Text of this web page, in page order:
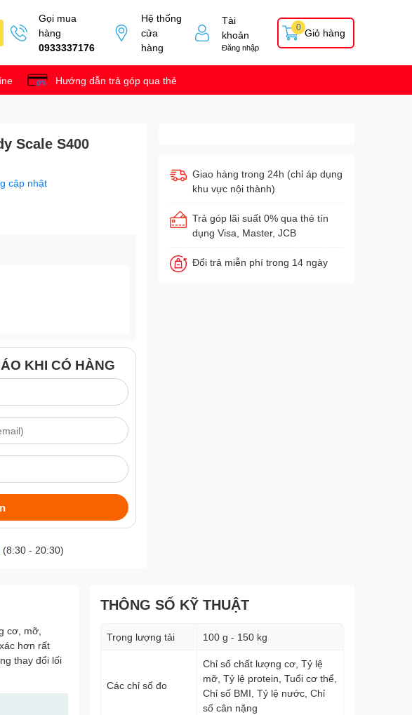
Gọi mua
hàng
0933337176
Hệ thống
cửa
hàng
Tài
khoản
Đăng nhập
Giỏ hàng
0
Hướng dẫn trả góp qua thẻ
Scale S400
cập nhật
KHI CÓ HÀNG
(8:30 - 20:30)
Giao hàng trong 24h (chỉ áp dụng
khu vực nội thành)
Trả góp lãi suất 0% qua thẻ tín
dụng Visa, Master, JCB
Đổi trả miễn phí trong 14 ngày
cơ, mỡ,
hơn rất
thay đổi lối
THÔNG SỐ KỸ THUẬT
Trọng lượng tải 100 g - 150 kg
Các chỉ số đo
Chỉ số chất lượng cơ, Tỷ lệ
mỡ, Tỷ lệ protein, Tuổi cơ thể,
Chỉ số BMI, Tỷ lệ nước, Chỉ
số cân nặng